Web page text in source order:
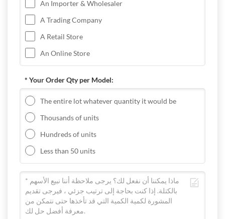
An Importer & Wholesaler
A Trading Company
A Retail Store
An Online Store
* Your Order Qty per Model:
The entire lot whatever quantity it would be
Thousands of units
Hundreds of units
Less than 50 units